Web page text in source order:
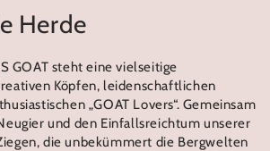
Herde
GOAT steht eine vielseitige
Köpfen, leidenschaftlichen
„GOAT Lovers“. Gemeinsam
und den Einfallsreichtum unserer
die unbekümmert die Bergwelten